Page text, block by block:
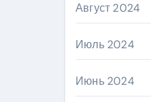
Август 2024
Июль 2024
Июнь 2024